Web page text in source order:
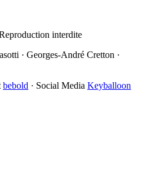
interdite
· Georges-André Cretton ·
bebold · Social Media Keyballoon